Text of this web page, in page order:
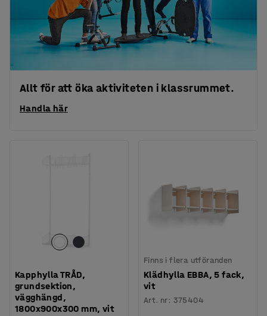
Allt för att öka aktiviteten i klassrummet.
Handla här
Kapphylla TRÅD,
grundsektion,
vägghängd,
1800x900x300 mm, vit
Finns i flera utföranden
Klädhylla EBBA, 5 fack,
vit
Art. nr: 375404